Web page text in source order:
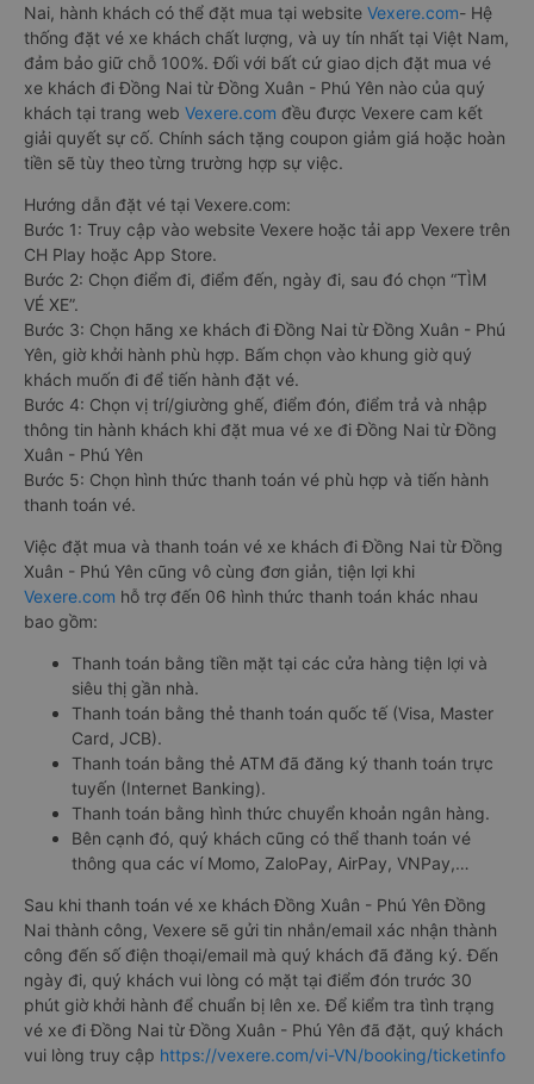
Nai, hành khách có thể đặt mua tại website Vexere.com- Hệ
thống đặt vé xe khách chất lượng, và uy tín nhất tại Việt Nam,
đảm bảo giữ chỗ 100%. Đối với bất cứ giao dịch đặt mua vé
xe khách đi Đồng Nai từ Đồng Xuân - Phú Yên nào của quý
khách tại trang web Vexere.com đều được Vexere cam kết
giải quyết sự cố. Chính sách tặng coupon giảm giá hoặc hoàn
tiền sẽ tùy theo từng trường hợp sự việc.
Hướng dẫn đặt vé tại Vexere.com:
Bước 1: Truy cập vào website Vexere hoặc tải app Vexere trên
CH Play hoặc App Store.
Bước 2: Chọn điểm đi, điểm đến, ngày đi, sau đó chọn “TÌM
VÉ XE”.
Bước 3: Chọn hãng xe khách đi Đồng Nai từ Đồng Xuân - Phú
Yên, giờ khởi hành phù hợp. Bấm chọn vào khung giờ quý
khách muốn đi để tiến hành đặt vé.
Bước 4: Chọn vị trí/giường ghế, điểm đón, điểm trả và nhập
thông tin hành khách khi đặt mua vé xe đi Đồng Nai từ Đồng
Xuân - Phú Yên
Bước 5: Chọn hình thức thanh toán vé phù hợp và tiến hành
thanh toán vé.
Việc đặt mua và thanh toán vé xe khách đi Đồng Nai từ Đồng
Xuân - Phú Yên cũng vô cùng đơn giản, tiện lợi khi
Vexere.com hỗ trợ đến 06 hình thức thanh toán khác nhau
bao gồm:
Thanh toán bằng tiền mặt tại các cửa hàng tiện lợi và
siêu thị gần nhà.
Thanh toán bằng thẻ thanh toán quốc tế (Visa, Master
Card, JCB).
Thanh toán bằng thẻ ATM đã đăng ký thanh toán trực
tuyến (Internet Banking).
Thanh toán bằng hình thức chuyển khoản ngân hàng.
Bên cạnh đó, quý khách cũng có thể thanh toán vé
thông qua các ví Momo, ZaloPay, AirPay, VNPay,…
Sau khi thanh toán vé xe khách Đồng Xuân - Phú Yên Đồng
Nai thành công, Vexere sẽ gửi tin nhắn/email xác nhận thành
công đến số điện thoại/email mà quý khách đã đăng ký. Đến
ngày đi, quý khách vui lòng có mặt tại điểm đón trước 30
phút giờ khởi hành để chuẩn bị lên xe. Để kiểm tra tình trạng
vé xe đi Đồng Nai từ Đồng Xuân - Phú Yên đã đặt, quý khách
vui lòng truy cập https://vexere.com/vi-VN/booking/ticketinfo